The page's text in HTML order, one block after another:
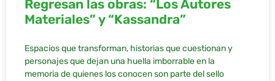
Regresan las obras: “Los Autores
Materiales” y “Kassandra”
Espacios que transforman, historias que cuestionan y
personajes que dejan una huella imborrable en la
memoria de quienes los conocen son parte del sello